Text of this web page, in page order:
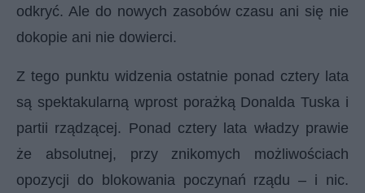
odkryć. Ale do nowych zasobów czasu ani się nie
dokopie ani nie dowierci.
Z tego punktu widzenia ostatnie ponad cztery lata
są spektakularną wprost porażką Donalda Tuska i
partii rządzącej. Ponad cztery lata władzy prawie
że absolutnej, przy znikomych możliwościach
opozycji do blokowania poczynań rządu – i nic.